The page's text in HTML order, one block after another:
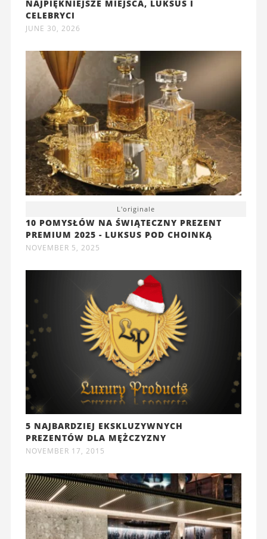
NAJPIĘKNIEJSZE MIEJSCA, LUKSUS I
CELEBRYCI
JUNE 30, 2026
L'originale
10 POMYSŁÓW NA ŚWIĄTECZNY PREZENT
PREMIUM 2025 - LUKSUS POD CHOINKĄ
NOVEMBER 5, 2025
5 NAJBARDZIEJ EKSKLUZYWNYCH
PREZENTÓW DLA MĘŻCZYZNY
NOVEMBER 17, 2015